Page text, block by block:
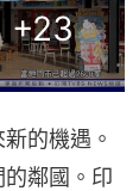
+23
的機遇。
鄰國。印